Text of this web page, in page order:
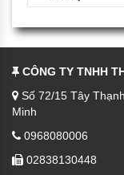
CÔNG TY TNHH
Số 72/15 Tây
Minh
0968080006
02838130448